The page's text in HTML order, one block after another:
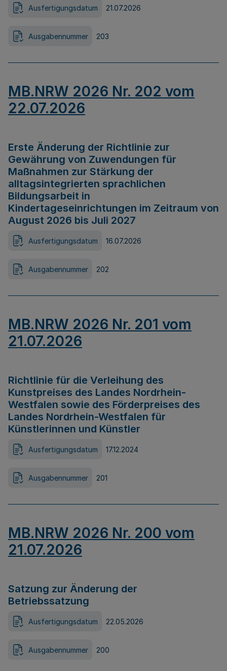
Ausfertigungsdatum 21.07.2026
Ausgabennummer 203
MB.NRW 2026 Nr. 202 vom
22.07.2026
Erste Änderung der Richtlinie zur
Gewährung von Zuwendungen für
Maßnahmen zur Stärkung der
alltagsintegrierten sprachlichen
Bildungsarbeit in
Kindertageseinrichtungen im Zeitraum von
August 2026 bis Juli 2027
Ausfertigungsdatum 16.07.2026
Ausgabennummer 202
MB.NRW 2026 Nr. 201 vom
21.07.2026
Richtlinie für die Verleihung des
Kunstpreises des Landes Nordrhein-
Westfalen sowie des Förderpreises des
Landes Nordrhein-Westfalen für
Künstlerinnen und Künstler
Ausfertigungsdatum 17.12.2024
Ausgabennummer 201
MB.NRW 2026 Nr. 200 vom
21.07.2026
Satzung zur Änderung der
Betriebssatzung
Ausfertigungsdatum 22.05.2026
Ausgabennummer 200